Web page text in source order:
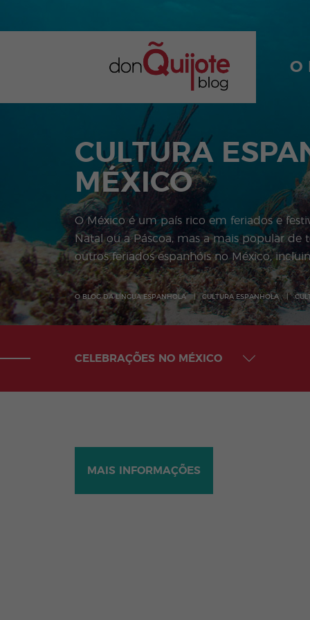
O
CULTURA
MÉXICO
O México é um país rico em feriados e
Natal ou a Páscoa, mas a mais popular de
outros feriados espanhóis no México,
O BLOG DA LÍNGUA ESPANHOLA CULTURA ESPANHOLA
CELEBRAÇÕES NO MÉXICO
MAIS INFORMAÇÕES